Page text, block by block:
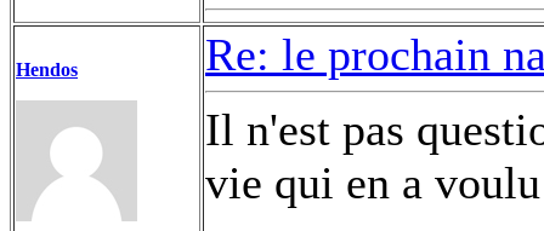
Hendos
Re: le prochain
Il n'est pas
vie qui en a